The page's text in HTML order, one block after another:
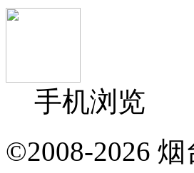
手机浏览
©2008-2026 烟